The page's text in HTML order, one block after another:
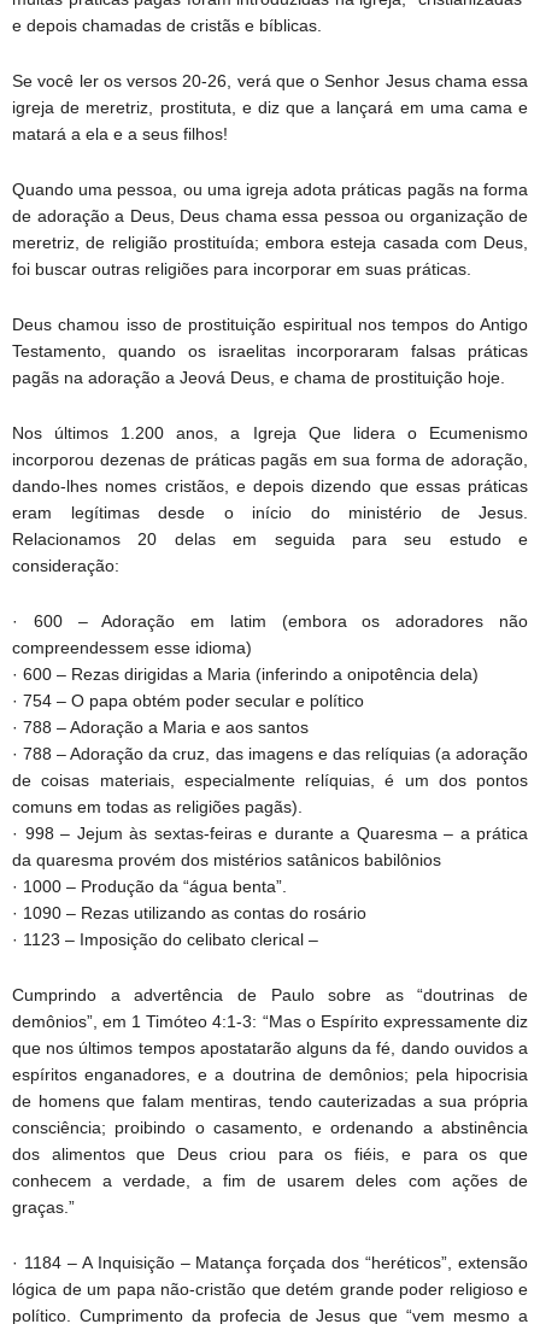
e depois chamadas de cristãs e bíblicas.
Se você ler os versos 20-26, verá que o Senhor Jesus chama essa
igreja de meretriz, prostituta, e diz que a lançará em uma cama e
matará a ela e a seus filhos!
Quando uma pessoa, ou uma igreja adota práticas pagãs na forma
de adoração a Deus, Deus chama essa pessoa ou organização de
meretriz, de religião prostituída; embora esteja casada com Deus,
foi buscar outras religiões para incorporar em suas práticas.
Deus chamou isso de prostituição espiritual nos tempos do Antigo
Testamento, quando os israelitas incorporaram falsas práticas
pagãs na adoração a Jeová Deus, e chama de prostituição hoje.
Nos últimos 1.200 anos, a Igreja Que lidera o Ecumenismo
incorporou dezenas de práticas pagãs em sua forma de adoração,
dando-lhes nomes cristãos, e depois dizendo que essas práticas
eram legítimas desde o início do ministério de Jesus.
Relacionamos 20 delas em seguida para seu estudo e
consideração:
· 600 – Adoração em latim (embora os adoradores não
compreendessem esse idioma)
· 600 – Rezas dirigidas a Maria (inferindo a onipotência dela)
· 754 – O papa obtém poder secular e político
· 788 – Adoração a Maria e aos santos
· 788 – Adoração da cruz, das imagens e das relíquias (a adoração
de coisas materiais, especialmente relíquias, é um dos pontos
comuns em todas as religiões pagãs).
· 998 – Jejum às sextas-feiras e durante a Quaresma – a prática
da quaresma provém dos mistérios satânicos babilônios
· 1000 – Produção da “água benta”.
· 1090 – Rezas utilizando as contas do rosário
· 1123 – Imposição do celibato clerical –
Cumprindo a advertência de Paulo sobre as “doutrinas de
demônios”, em 1 Timóteo 4:1-3: “Mas o Espírito expressamente diz
que nos últimos tempos apostatarão alguns da fé, dando ouvidos a
espíritos enganadores, e a doutrina de demônios; pela hipocrisia
de homens que falam mentiras, tendo cauterizadas a sua própria
consciência; proibindo o casamento, e ordenando a abstinência
dos alimentos que Deus criou para os fiéis, e para os que
conhecem a verdade, a fim de usarem deles com ações de
graças.”
· 1184 – A Inquisição – Matança forçada dos “heréticos”, extensão
lógica de um papa não-cristão que detém grande poder religioso e
político. Cumprimento da profecia de Jesus que “vem mesmo a